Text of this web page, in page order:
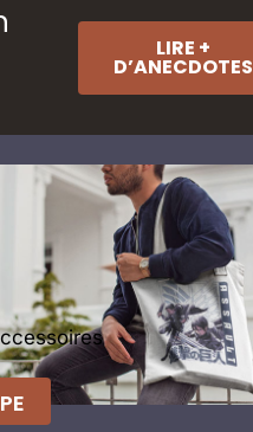
LIRE +
D’ANECDOTES